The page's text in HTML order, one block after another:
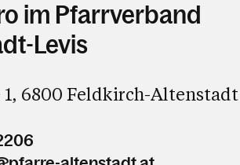
im Pfarrverband
Levis
1, 6800 Feldkirch-Altenstadt